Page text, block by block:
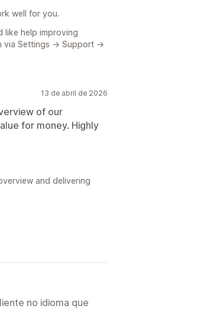
well for you.
like help improving
via Settings → Support →
13 de abril de 2026
of our
for money. Highly
and delivering
no idioma que